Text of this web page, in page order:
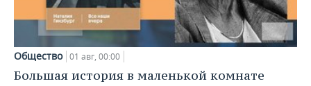
Общество 01 авг, 00:00
Большая история в маленькой комнате